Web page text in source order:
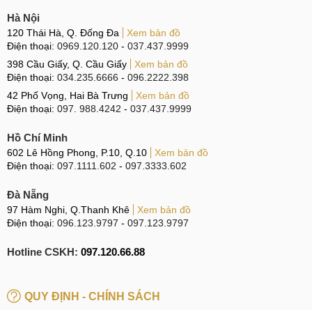
Hà Nội
120 Thái Hà, Q. Đống Đa
Xem bản đồ
Điện thoại: 0969.120.120 - 037.437.9999
398 Cầu Giấy, Q. Cầu Giấy
Xem bản đồ
Điện thoại: 034.235.6666 - 096.2222.398
42 Phố Vọng, Hai Bà Trưng
Xem bản đồ
Điện thoại: 097. 988.4242 - 037.437.9999
Hồ Chí Minh
602 Lê Hồng Phong, P.10, Q.10
Xem bản đồ
Điện thoại: 097.1111.602 - 097.3333.602
Đà Nẵng
97 Hàm Nghi, Q.Thanh Khê
Xem bản đồ
Điện thoại: 096.123.9797 - 097.123.9797
Hotline CSKH: 097.120.66.88
QUY ĐỊNH - CHÍNH SÁCH